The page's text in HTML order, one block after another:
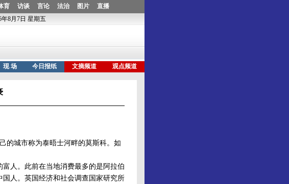
城市称为泰晤士河畔的莫斯科。如
人。此前在当地消费最多的是阿拉伯
人。英国经济和社会调查国家研究所